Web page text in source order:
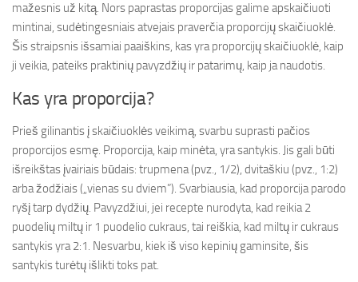
mažesnis už kitą. Nors paprastas proporcijas galime apskaičiuoti
mintinai, sudėtingesniais atvejais praverčia proporcijų skaičiuoklė.
Šis straipsnis išsamiai paaiškins, kas yra proporcijų skaičiuoklė, kaip
ji veikia, pateiks praktinių pavyzdžių ir patarimų, kaip ja naudotis.
Kas yra proporcija?
Prieš gilinantis į skaičiuoklės veikimą, svarbu suprasti pačios
proporcijos esmę. Proporcija, kaip minėta, yra santykis. Jis gali būti
išreikštas įvairiais būdais: trupmena (pvz., 1/2), dvitaškiu (pvz., 1:2)
arba žodžiais („vienas su dviem”). Svarbiausia, kad proporcija parodo
ryšį tarp dydžių. Pavyzdžiui, jei recepte nurodyta, kad reikia 2
puodelių miltų ir 1 puodelio cukraus, tai reiškia, kad miltų ir cukraus
santykis yra 2:1. Nesvarbu, kiek iš viso kepinių gaminsite, šis
santykis turėtų išlikti toks pat.